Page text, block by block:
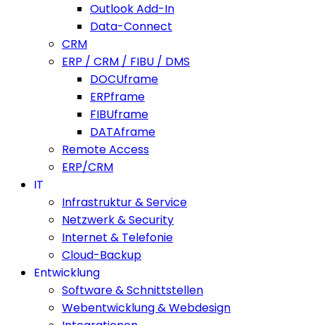
Outlook Add-In
Data-Connect
CRM
ERP / CRM / FIBU / DMS
DOCUframe
ERPframe
FIBUframe
DATAframe
Remote Access
ERP/CRM
IT
Infrastruktur & Service
Netzwerk & Security
Internet & Telefonie
Cloud-Backup
Entwicklung
Software & Schnittstellen
Webentwicklung & Webdesign